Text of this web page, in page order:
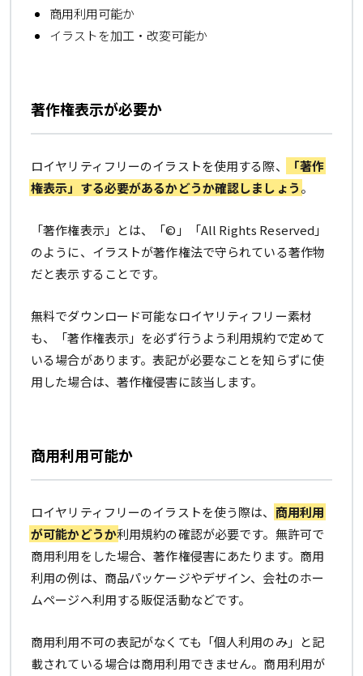
商用利用可能か
イラストを加工・改変可能か
著作権表示が必要か
ロイヤリティフリーのイラストを使用する際、
「著作
権表示」する必要があるかどうか確認しましょう。
「著作権表示」とは、「©」「All Rights Reserved」
のように、イラストが著作権法で守られている著作物
だと表示することです。
無料でダウンロード可能なロイヤリティフリー素材
も、「著作権表示」を必ず行うよう利用規約で定めて
いる場合があります。表記が必要なことを知らずに使
用した場合は、著作権侵害に該当します。
商用利用可能か
ロイヤリティフリーのイラストを使う際は、 商用利用
が可能かどうか利用規約の確認が必要です。無許可で
商用利用をした場合、著作権侵害にあたります。商用
利用の例は、商品パッケージやデザイン、会社のホー
ムページへ利用する販促活動などです。
商用利用不可の表記がなくても「個人利用のみ」と記
載されている場合は商用利用できません。商用利用が